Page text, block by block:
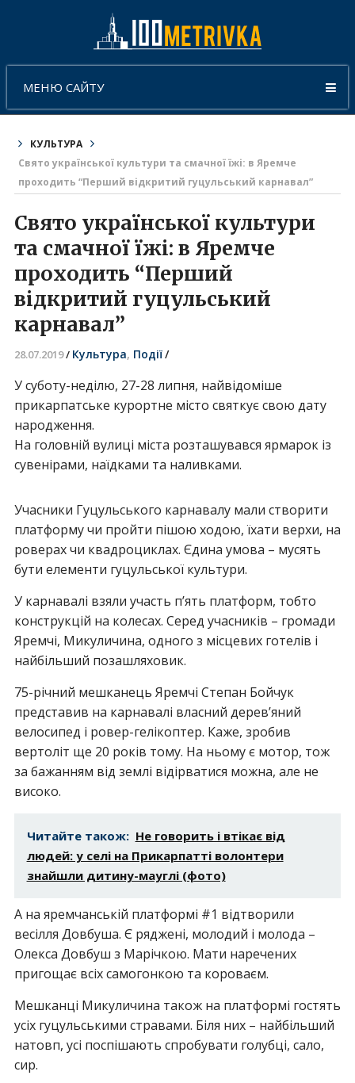
МЕНЮ САЙТУ
КУЛЬТУРА
Свято української культури та смачної їжі: в Яремче
проходить “Перший відкритий гуцульський карнавал”
Свято української культури
та смачної їжі: в Яремче
проходить “Перший
відкритий гуцульський
карнавал”
28.07.2019/ Культура, Події/
У суботу-неділю, 27-28 липня, найвідоміше
прикарпатське курортне місто святкує свою дату
народження.
На головній вулиці міста розташувався ярмарок із
сувенірами, наїдками та наливками.
Учасники Гуцульського карнавалу мали створити
платформу чи пройти пішою ходою, їхати верхи, на
роверах чи квадроциклах. Єдина умова – мусять
бути елементи гуцульської культури.
У карнавалі взяли участь п’ять платформ, тобто
конструкцій на колесах. Серед учасників – громади
Яремчі, Микуличина, одного з місцевих готелів і
найбільший позашляховик.
75-річний мешканець Яремчі Степан Бойчук
представив на карнавалі власний дерев’яний
велосипед і ровер-гелікоптер. Каже, зробив
вертоліт ще 20 років тому. На ньому є мотор, тож
за бажанням від землі відірватися можна, але не
високо.
Читайте також: Не говорить і втікає від
людей: у селі на Прикарпатті волонтери
знайшли дитину-мауглі (фото)
А на яремчанській платформі #1 відтворили
весілля Довбуша. Є ряджені, молодий і молода –
Олекса Довбуш з Марічкою. Мати наречених
пригощає всіх самогонкою та короваєм.
Мешканці Микуличина також на платформі гостять
усіх гуцульськими стравами. Біля них – найбільший
натовп, усі поспішають спробувати голубці, сало,
сир.